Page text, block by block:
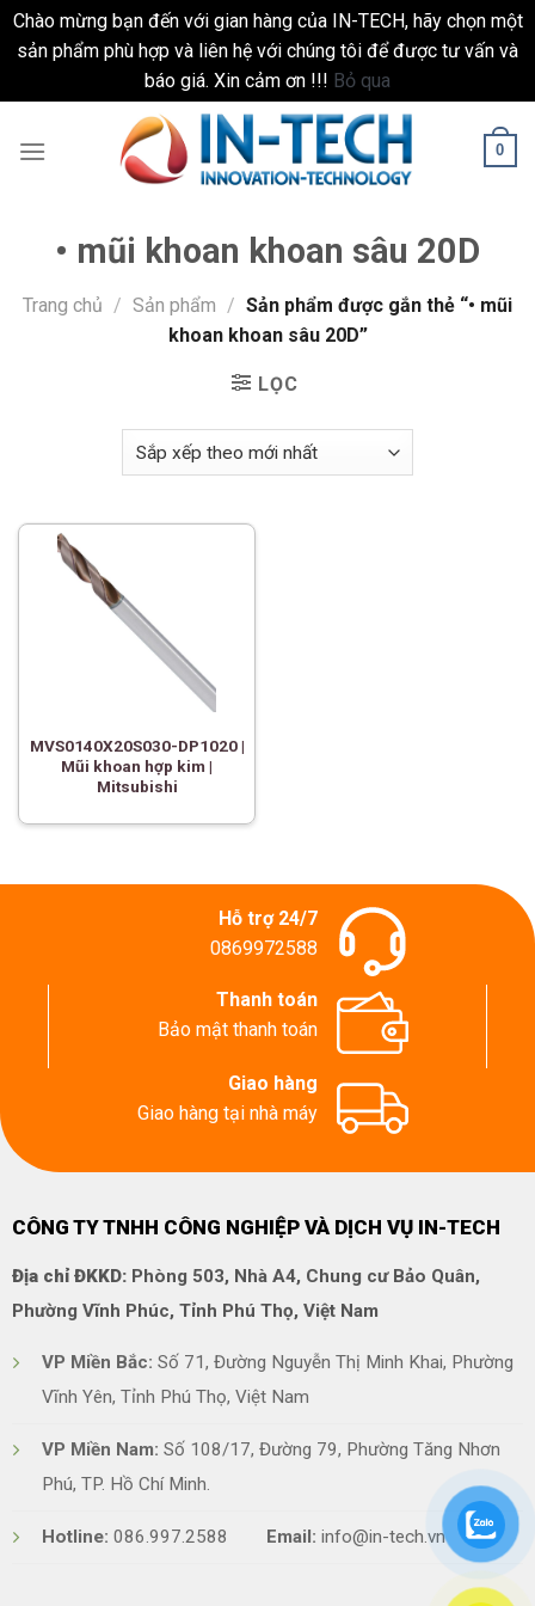
Chào mừng bạn đến với gian hàng của IN-TECH, hãy chọn một
sản phẩm phù hợp và liên hệ với chúng tôi để được tư vấn và
báo giá. Xin cảm ơn !!! Bỏ qua
0
• mũi khoan khoan sâu 20D
Trang chủ / Sản phẩm / Sản phẩm được gắn thẻ “• mũi
khoan khoan sâu 20D”
LỌC
MVS0140X20S030-DP1020 |
Mũi khoan hợp kim |
Mitsubishi
Hỗ trợ 24/7
0869972588
Thanh toán
Bảo mật thanh toán
Giao hàng
Giao hàng tại nhà máy
CÔNG TY TNHH CÔNG NGHIỆP VÀ DỊCH VỤ IN-TECH
Địa chỉ ĐKKD:Phòng 503, Nhà A4, Chung cư Bảo Quân,
Phường Vĩnh Phúc, Tỉnh Phú Thọ, Việt Nam
VP Miền Bắc: Số 71, Đường Nguyễn Thị Minh Khai, Phường
Vĩnh Yên, Tỉnh Phú Thọ, Việt Nam
VP Miền Nam: Số 108/17, Đường 79, Phường Tăng Nhơn
Phú, TP. Hồ Chí Minh.
Hotline: 086.997.2588 Email: info@in-tech.vn